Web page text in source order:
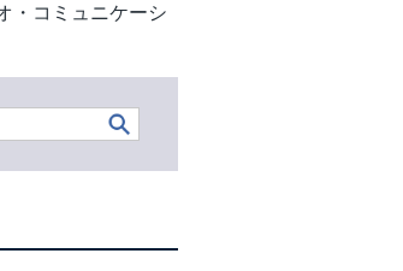
・コミュニケーシ